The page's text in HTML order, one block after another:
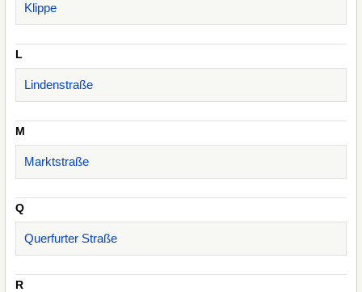
Klippe
L
Lindenstraße
M
Marktstraße
Q
Querfurter Straße
R